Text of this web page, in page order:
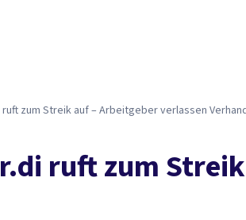
zum Streik auf – Arbeitgeber verlassen
ruft zum